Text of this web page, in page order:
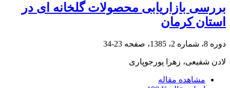
بررسی بازاریابی محصولات گلخانه ای در
استان کرمان
دوره 8، شماره 2، 1385، صفحه 23-34
لادن شفیعی، زهرا پورجوپاری
مشاهده مقاله